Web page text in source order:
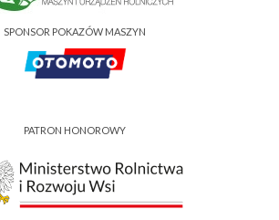
SPONSOR POKAZÓW MASZYN
PATRON HONOROWY